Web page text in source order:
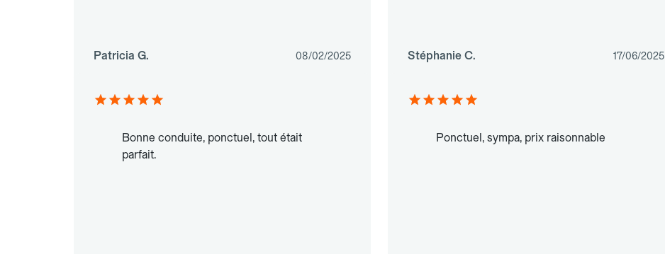
Patricia G. 08/02/2025 Stéphanie C. 17/06/2025
Bonne conduite, ponctuel, tout était
parfait.
Ponctuel, sympa, prix raisonnable